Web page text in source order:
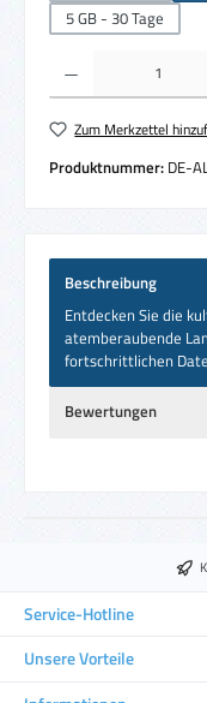
5 GB - 30 Tage
Produkt Anzahl: Gib den
Zum Merkzettel
Produktnummer: DE-
Beschreibung
Entdecken Sie die
atemberaubende
fortschrittlichen
Bewertungen
Service-Hotline
Unsere Vorteile